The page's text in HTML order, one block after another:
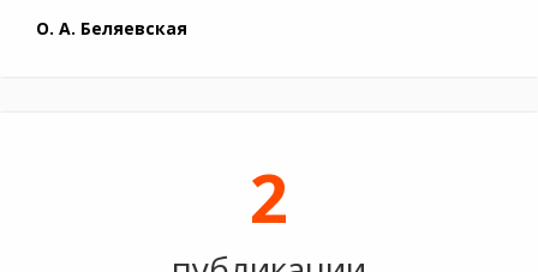
О. А. Беляевская
2